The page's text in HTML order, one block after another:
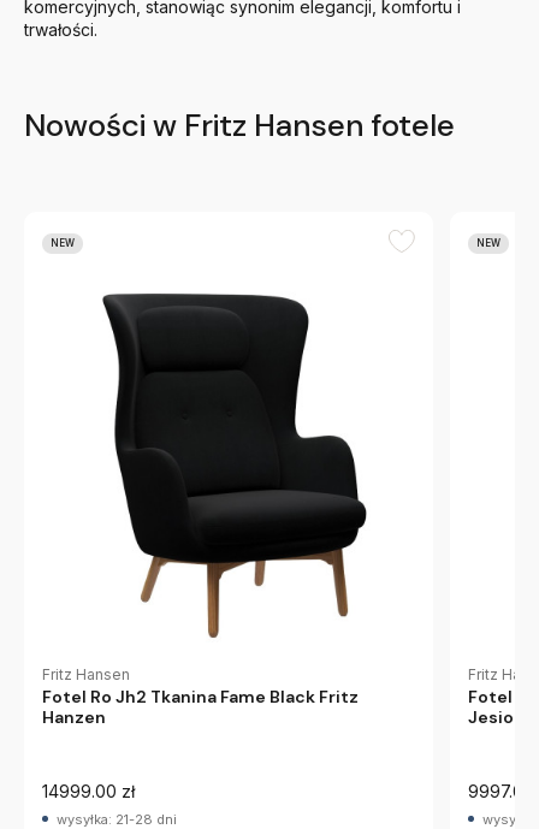
komercyjnych, stanowiąc synonim elegancji, komfortu i
trwałości.
Nowości w Fritz Hansen fotele
NEW
Fritz Hansen
Fotel Ro Jh2 Tkanina Fame Black Fritz
Hanzen
14999.00 zł
wysyłka: 21-28 dni
NEW
Fritz
Fotel
Jesion
9997.00